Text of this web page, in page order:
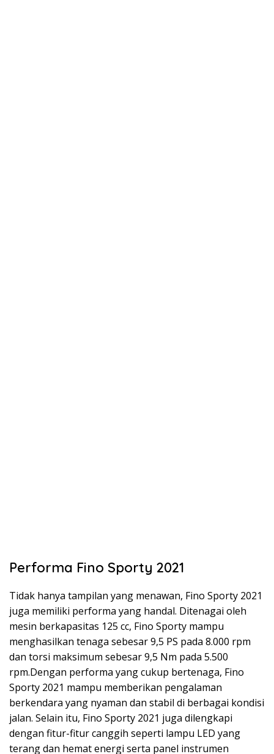
Performa Fino Sporty 2021
Tidak hanya tampilan yang menawan, Fino Sporty 2021
juga memiliki performa yang handal. Ditenagai oleh
mesin berkapasitas 125 cc, Fino Sporty mampu
menghasilkan tenaga sebesar 9,5 PS pada 8.000 rpm
dan torsi maksimum sebesar 9,5 Nm pada 5.500
rpm.Dengan performa yang cukup bertenaga, Fino
Sporty 2021 mampu memberikan pengalaman
berkendara yang nyaman dan stabil di berbagai kondisi
jalan. Selain itu, Fino Sporty 2021 juga dilengkapi
dengan fitur-fitur canggih seperti lampu LED yang
terang dan hemat energi serta panel instrumen